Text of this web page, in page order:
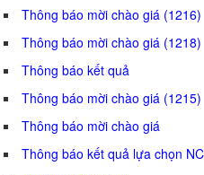
Thông báo mời chào giá (1216)
Thông báo mời chào giá (1218)
Thông báo kết quả
Thông báo mời chào giá (1215)
Thông báo mời chào giá
Thông báo kết quả lựa chọn